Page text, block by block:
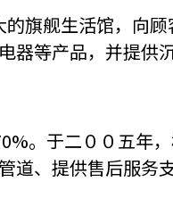
旗舰生活馆，向
器等产品，并提供
。于二００五年
道、提供售后服务